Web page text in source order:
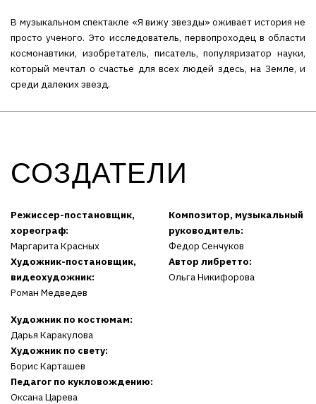
В музыкальном спектакле «Я вижу звезды» оживает история не
просто ученого. Это исследователь, первопроходец в области
космонавтики, изобретатель, писатель, популяризатор науки,
который мечтал о счастье для всех людей здесь, на Земле, и
среди далеких звезд.
СОЗДАТЕЛИ
Режиссер-постановщик,
хореограф:
Маргарита Красных
Художник-постановщик,
видеохудожник:
Роман Медведев
Композитор, музыкальный
руководитель:
Федор Сенчуков
Автор либретто:
Ольга Никифорова
Художник по костюмам:
Дарья Каракулова
Художник по свету:
Борис Карташев
Педагог по кукловождению:
Оксана Царева